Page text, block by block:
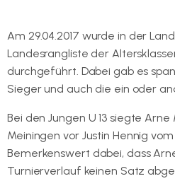
Am 29.04.2017 wurde in der
Landesrangliste der
durchgeführt. Dabei gab es
Sieger und auch die ein oder
Bei den Jungen U 13 siegte
Meiningen vor Justin Hennig
Bemerkenswert dabei, dass
Turnierverlauf keinen Satz